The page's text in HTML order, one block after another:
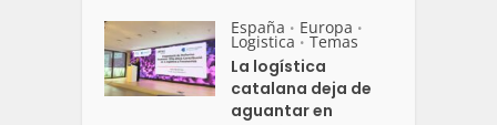
España • Europa •
Logistica • Temas
La logística
catalana deja de
aguantar en